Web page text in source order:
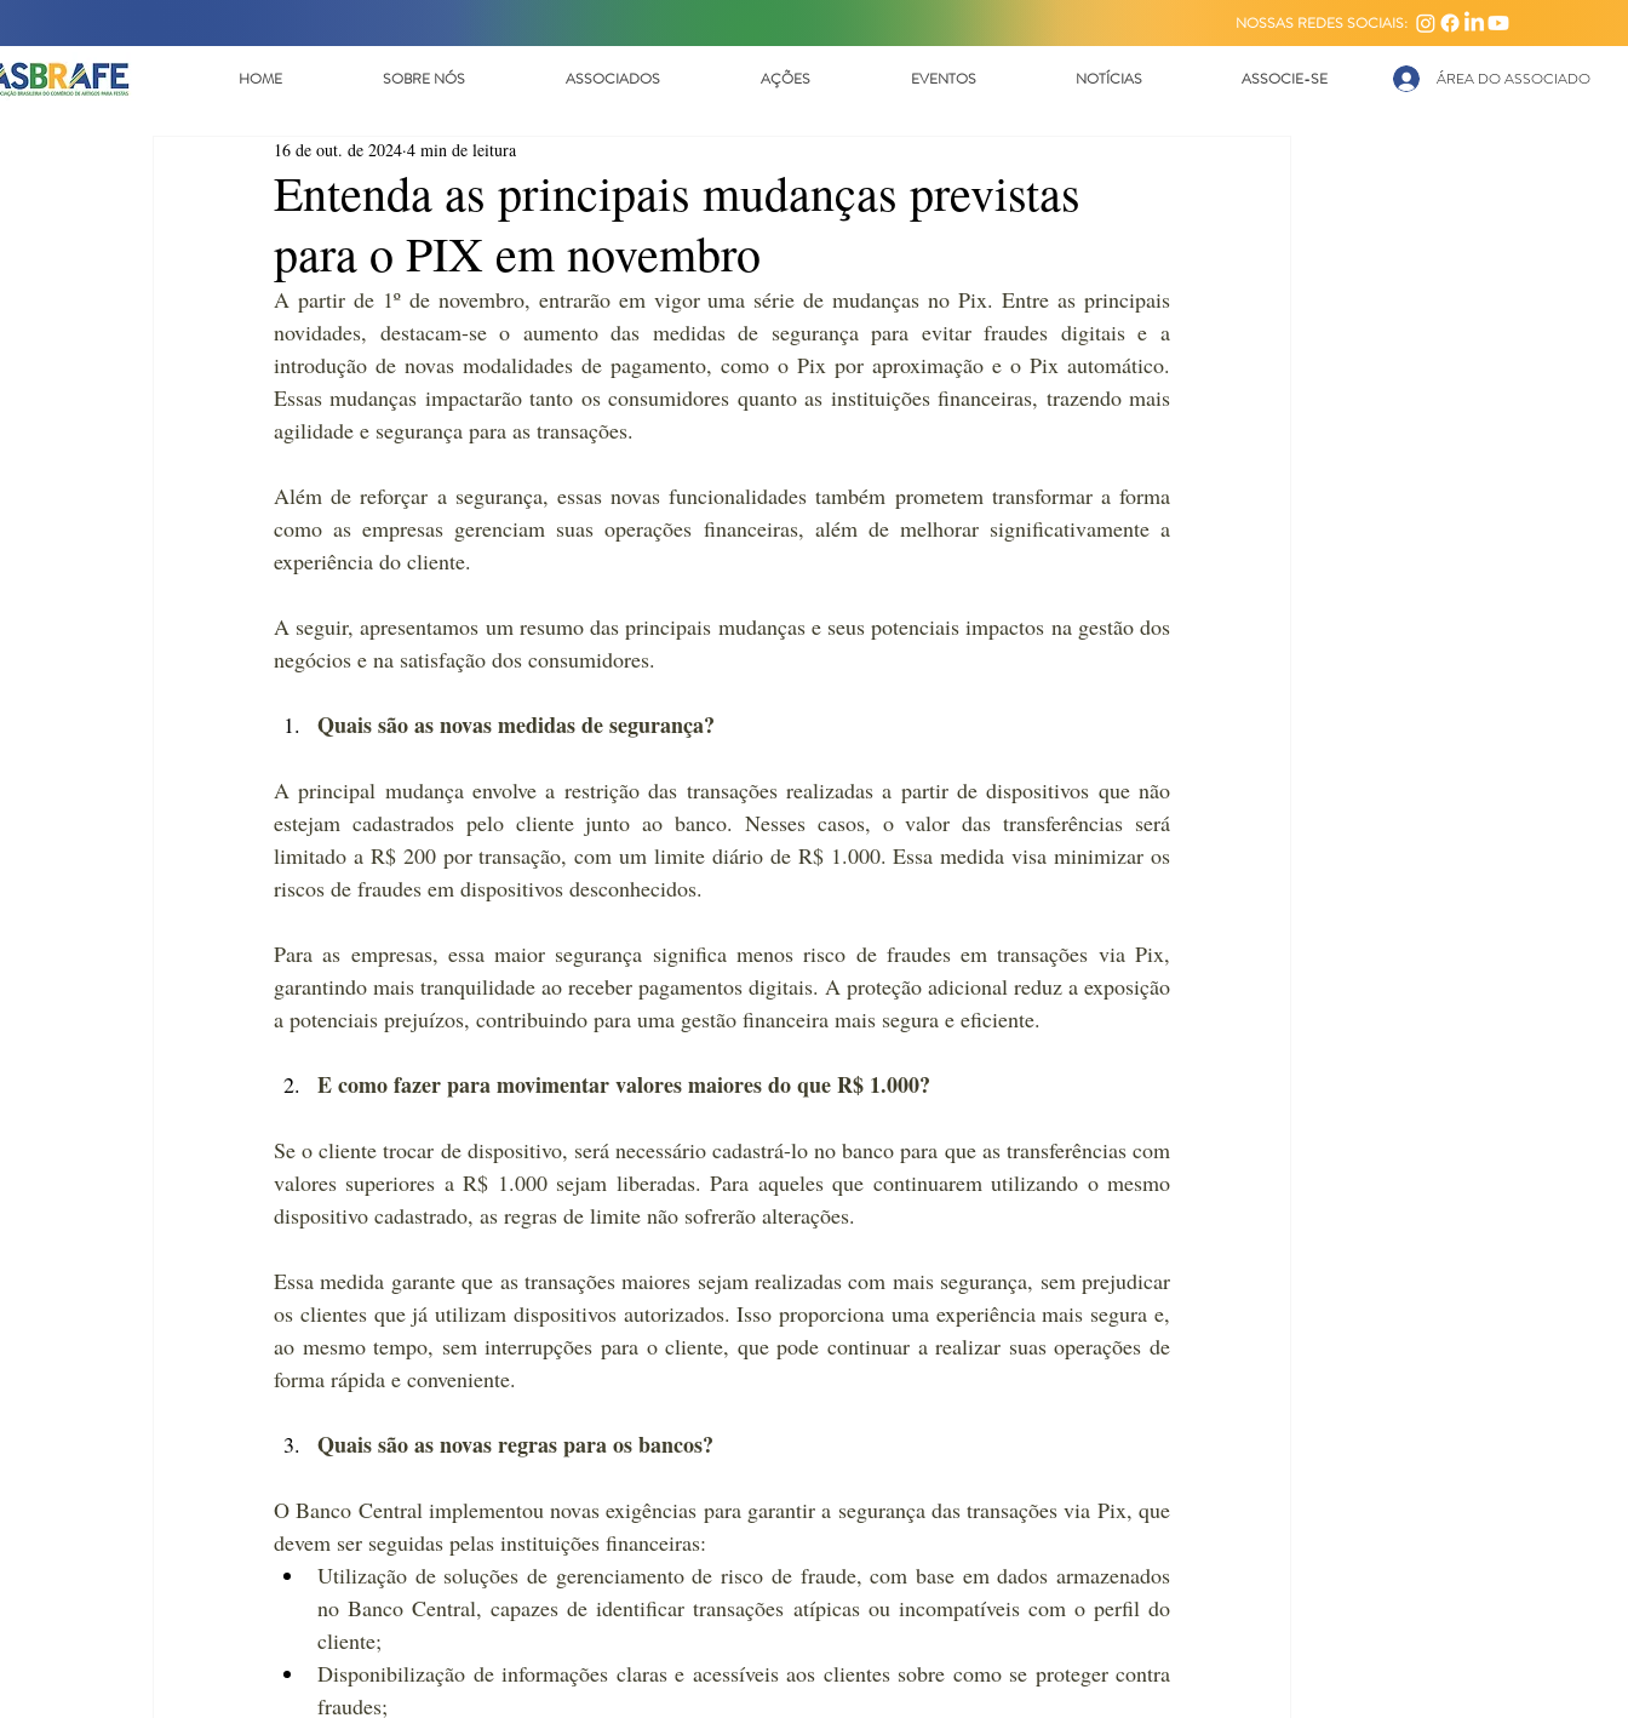
NOSSAS REDES SOCIAIS:
HOME SOBRE NÓS ASSOCIADOS AÇÕES EVENTOS NOTÍCIAS ASSOCIE-SE ÁREA DO ASSOCIADO
Entenda as principais mudanças previstas
para o PIX em novembro
16 de out. de 2024 4 min de leitura
A partir de 1º de novembro, entrarão em vigor uma série de mudanças no Pix. Entre as principais
novidades, destacam-se o aumento das medidas de segurança para evitar fraudes digitais e a
introdução de novas modalidades de pagamento, como o Pix por aproximação e o Pix automático.
Essas mudanças impactarão tanto os consumidores quanto as instituições financeiras, trazendo mais
agilidade e segurança para as transações.
Além de reforçar a segurança, essas novas funcionalidades também prometem transformar a forma
como as empresas gerenciam suas operações financeiras, além de melhorar significativamente a
experiência do cliente.
A seguir, apresentamos um resumo das principais mudanças e seus potenciais impactos na gestão dos
negócios e na satisfação dos consumidores.
Quais são as novas medidas de segurança?
A principal mudança envolve a restrição das transações realizadas a partir de dispositivos que não
estejam cadastrados pelo cliente junto ao banco. Nesses casos, o valor das transferências será
limitado a R$ 200 por transação, com um limite diário de R$ 1.000. Essa medida visa minimizar os
riscos de fraudes em dispositivos desconhecidos.
Para as empresas, essa maior segurança significa menos risco de fraudes em transações via Pix,
garantindo mais tranquilidade ao receber pagamentos digitais. A proteção adicional reduz a exposição
a potenciais prejuízos, contribuindo para uma gestão financeira mais segura e eficiente.
E como fazer para movimentar valores maiores do que R$ 1.000?
Se o cliente trocar de dispositivo, será necessário cadastrá-lo no banco para que as transferências com
valores superiores a R$ 1.000 sejam liberadas. Para aqueles que continuarem utilizando o mesmo
dispositivo cadastrado, as regras de limite não sofrerão alterações.
Essa medida garante que as transações maiores sejam realizadas com mais segurança, sem prejudicar
os clientes que já utilizam dispositivos autorizados. Isso proporciona uma experiência mais segura e,
ao mesmo tempo, sem interrupções para o cliente, que pode continuar a realizar suas operações de
forma rápida e conveniente.
Quais são as novas regras para os bancos?
O Banco Central implementou novas exigências para garantir a segurança das transações via Pix, que
devem ser seguidas pelas instituições financeiras:
Utilização de soluções de gerenciamento de risco de fraude, com base em dados armazenados
no Banco Central, capazes de identificar transações atípicas ou incompatíveis com o perfil do
cliente;
Disponibilização de informações claras e acessíveis aos clientes sobre como se proteger contra
fraudes;